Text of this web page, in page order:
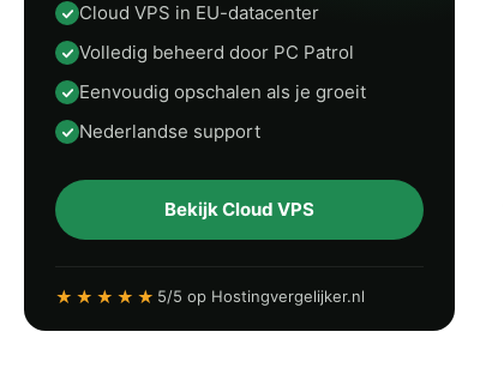
Cloud VPS in EU-datacenter
Volledig beheerd door PC Patrol
Eenvoudig opschalen als je groeit
Nederlandse support
Bekijk Cloud VPS
★★★★★ 5/5 op Hostingvergelijker.nl